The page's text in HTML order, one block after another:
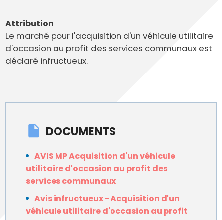
Attribution
Le marché pour l'acquisition d'un véhicule utilitaire
d'occasion au profit des services communaux est
déclaré infructueux.
DOCUMENTS
AVIS MP Acquisition d'un véhicule
utilitaire d'occasion au profit des
services communaux
Avis infructueux - Acquisition d'un
véhicule utilitaire d'occasion au profit